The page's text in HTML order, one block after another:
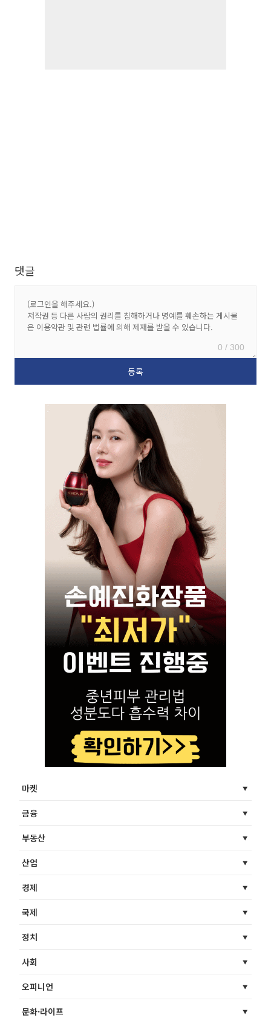
댓글
0 / 300
마켓
금융
부동산
산업
경제
국제
정치
사회
오피니언
문화·라이프